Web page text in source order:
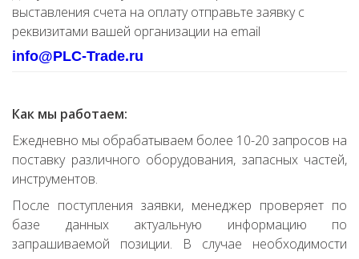
выставления счета на оплату отправьте заявку с
реквизитами вашей организации на email
info@PLC-Trade.ru
Как мы работаем:
Ежедневно мы обрабатываем более 10-20 запросов на
поставку различного оборудования, запасных частей,
инструментов.
После поступления заявки, менеджер проверяет по
базе данных актуальную информацию по
запрашиваемой позиции. В случае необходимости